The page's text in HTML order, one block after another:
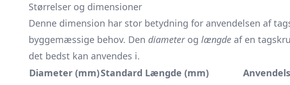
Størrelser og dimensioner
Denne dimension har stor betydning for anvendelsen af
byggemæssige behov. Den diameterog længde af en
det bedst kan anvendes i.
Diameter (mm)Standard Længde (mm)